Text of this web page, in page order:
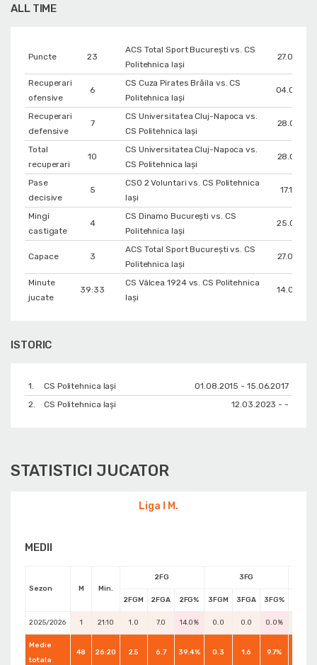
ALL TIME
Puncte 23
ACS Total Sport București vs. CS
Politehnica Iași
Recuperari
ofensive
6
CS Cuza Pirates Brăila vs. CS
Politehnica Iași
Recuperari
defensive
7
CS Universitatea Cluj-Napoca vs.
CS Politehnica Iași
Total
recuperari
10
CS Universitatea Cluj-Napoca vs.
CS Politehnica Iași
Pase
decisive
5
CSO 2 Voluntari vs. CS Politehnica
Iași
Mingi
castigate
4
CS Dinamo Bucureşti vs. CS
Politehnica Iași
Capace 3
ACS Total Sport București vs. CS
Politehnica Iași
Minute
jucate
39:33
CS Vâlcea 1924 vs. CS Politehnica
Iași
ISTORIC
1. CS Politehnica Iași
01.08.2015 - 15.06.2017
2.
CS Politehnica Iași 12.03.2023 - -
STATISTICI JUCATOR
Liga I M.
MEDII
Sezon M Min.
2FG 3FG
2FGM 2FGA 2FG% 3FGM 3FGA 3FG%
2025/2026 1 21:10 1.0 7.0 14.0% 0.0 0.0 0.0%
Medie
totala
48 26:20 2.5 6.7 39.4% 0.3 1.6 9.7%